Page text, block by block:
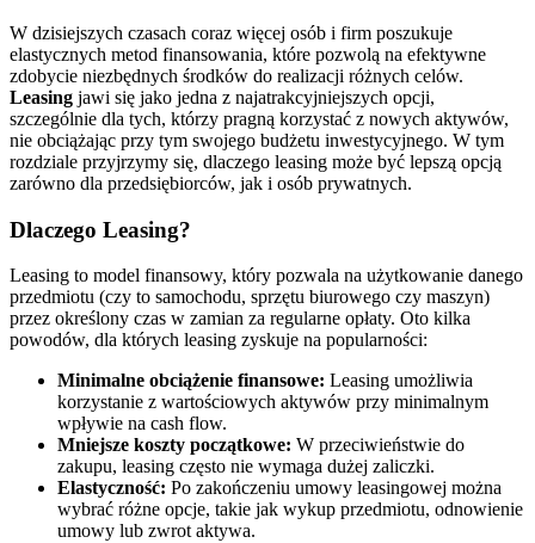
W dzisiejszych czasach coraz więcej osób i firm poszukuje
elastycznych metod finansowania, które pozwolą na efektywne
zdobycie niezbędnych środków do realizacji różnych celów.
Leasing jawi się jako jedna z najatrakcyjniejszych opcji,
szczególnie dla tych, którzy pragną korzystać z nowych aktywów,
nie obciążając przy tym swojego budżetu inwestycyjnego. W tym
rozdziale przyjrzymy się, dlaczego leasing może być lepszą opcją
zarówno dla przedsiębiorców, jak i osób prywatnych.
Dlaczego Leasing?
Leasing to model finansowy, który pozwala na użytkowanie danego
przedmiotu (czy to samochodu, sprzętu biurowego czy maszyn)
przez określony czas w zamian za regularne opłaty. Oto kilka
powodów, dla których leasing zyskuje na popularności:
Minimalne obciążenie finansowe: Leasing umożliwia
korzystanie z wartościowych aktywów przy minimalnym
wpływie na cash flow.
Mniejsze koszty początkowe: W przeciwieństwie do
zakupu, leasing często nie wymaga dużej zaliczki.
Elastyczność: Po zakończeniu umowy leasingowej można
wybrać różne opcje, takie jak wykup przedmiotu, odnowienie
umowy lub zwrot aktywa.